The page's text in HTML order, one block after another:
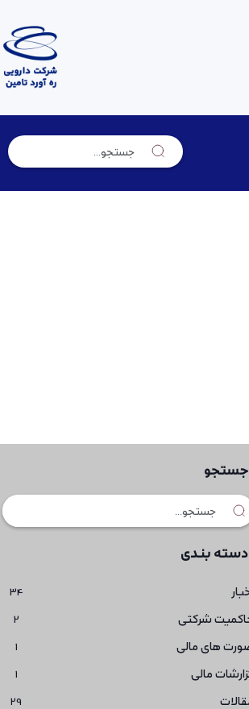
جستجو
دسته بندی
34
شرکتی 2
های مالی 1
مالی 1
29